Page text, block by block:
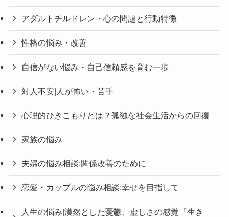
アダルトチルドレン・心の問題と行動特徴
性格の悩み・改善
自信がない悩み・自己信頼感を育む一歩
対人不安|人が怖い・苦手
心理的ひきこもりとは？孤独な社会生活からの回復
家族の悩み
夫婦の悩み相談:関係改善のために
恋愛・カップルの悩み相談:幸せを目指して
人生の悩み|漠然とした憂鬱、虚しさの感覚『生き